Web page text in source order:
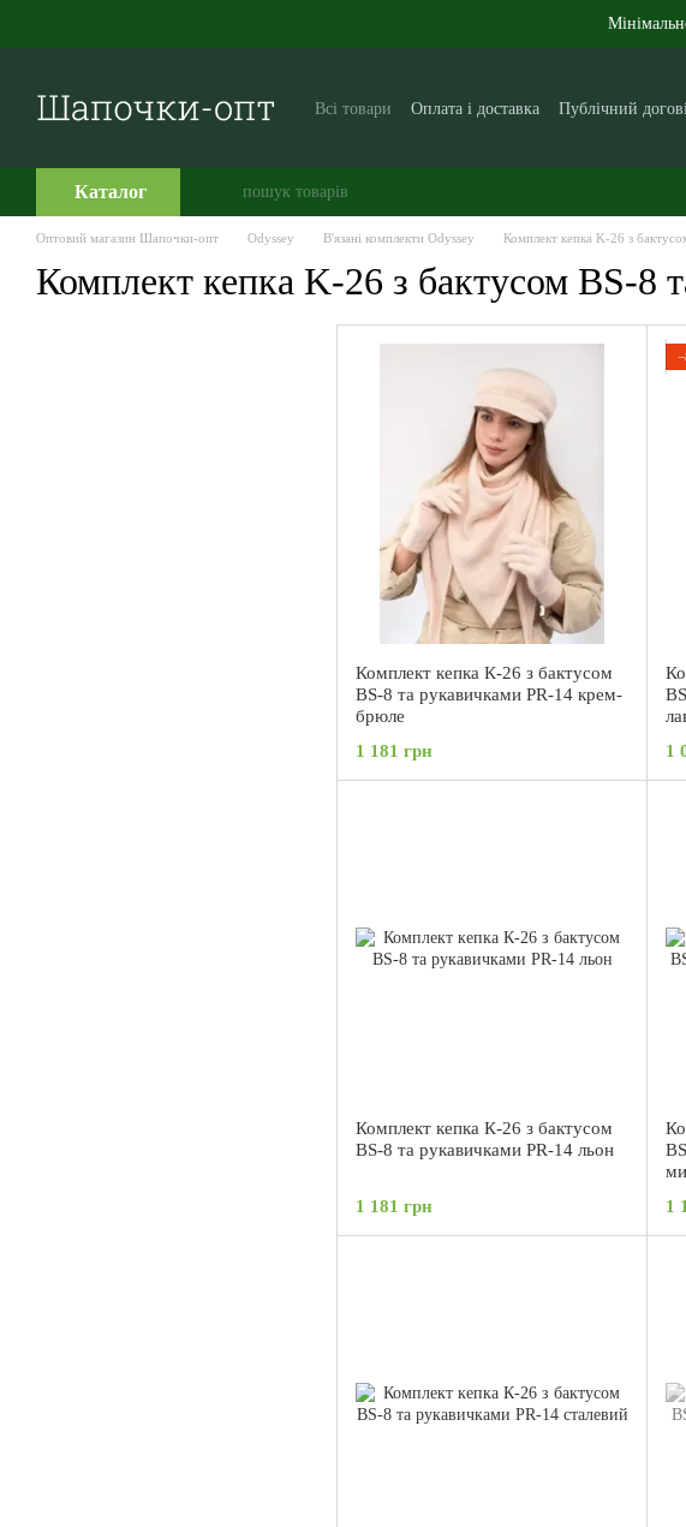
Всі товари Оплата і доставка Публічний
Каталог
Оптовий магазин Шапочки-опт Odyssey В'язані комплекти Odyssey Комплект кепка K-26 з
Комплект кепка K-26 з бактусом BS-8
Комплект кепка К-26 з бактусом
BS-8 та рукавичками PR-14 крем-
брюле
1 181 грн
1
Комплект кепка К-26 з бактусом
BS-8 та рукавичками PR-14 льон
1 181 грн
1